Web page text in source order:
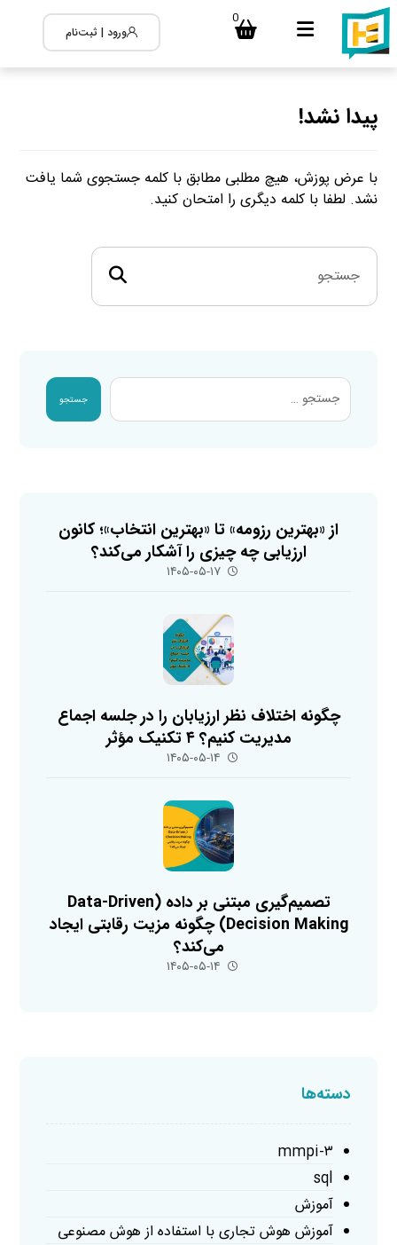
0
ورود | ثبت‌نام
پیدا نشد!
با عرض پوزش، هیچ مطلبی مطابق با کلمه جستجوی شما یافت
نشد. لطفا با کلمه دیگری را امتحان کنید.
جستجو
از «بهترین رزومه» تا «بهترین انتخاب»؛ کانون
ارزیابی چه چیزی را آشکار می‌کند؟
۱۴۰۵-۰۵-۱۷
چگونه اختلاف نظر ارزیابان را در جلسه اجماع
مدیریت کنیم؟ ۴ تکنیک مؤثر
۱۴۰۵-۰۵-۱۴
تصمیم‌گیری مبتنی بر داده (Data-Driven
Decision Making) چگونه مزیت رقابتی ایجاد
می‌کند؟
۱۴۰۵-۰۵-۱۴
دسته‌ها
mmpi-۳
sql
آموزش
آموزش هوش تجاری با استفاده از هوش مصنوعی